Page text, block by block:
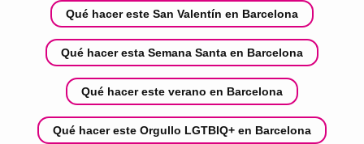
Qué hacer este San Valentín en Barcelona
Qué hacer esta Semana Santa en Barcelona
Qué hacer este verano en Barcelona
Qué hacer este Orgullo LGTBIQ+ en Barcelona